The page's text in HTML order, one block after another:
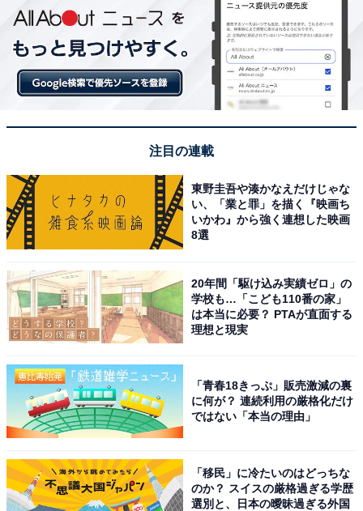
注目の連載
東野圭吾や湊かなえだけじゃな
い、「業と罪」を描く『映画ち
いかわ』から強く連想した映画
8選
20年間「駆け込み実績ゼロ」の
学校も…「こども110番の家」
は本当に必要？ PTAが直面する
理想と現実
「青春18きっぷ」販売激減の裏
に何が？ 連続利用の厳格化だけ
ではない「本当の理由」
「移民」に冷たいのはどっちな
のか？ スイスの厳格過ぎる学歴
選別と、日本の曖昧過ぎる外国